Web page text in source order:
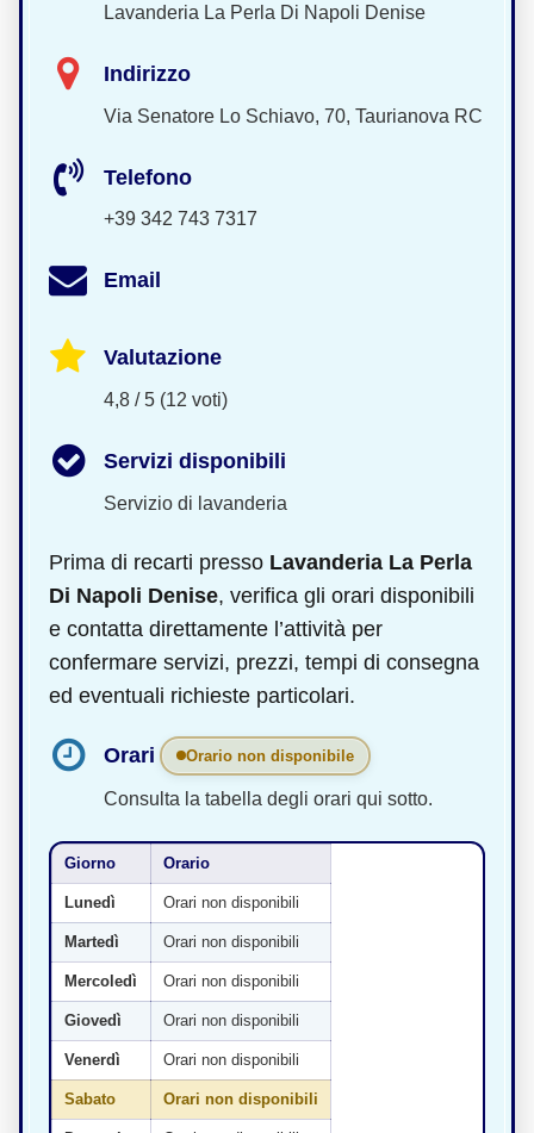
Lavanderia La Perla Di Napoli Denise
Indirizzo
Via Senatore Lo Schiavo, 70, Taurianova RC
Telefono
+39 342 743 7317
Email
Valutazione
4,8 / 5 (12 voti)
Servizi disponibili
Servizio di lavanderia
Prima di recarti presso Lavanderia La Perla
Di Napoli Denise, verifica gli orari disponibili
e contatta direttamente l’attività per
confermare servizi, prezzi, tempi di consegna
ed eventuali richieste particolari.
Orari Orario non disponibile
Consulta la tabella degli orari qui sotto.
Giorno Orario
Lunedì Orari non disponibili
Martedì Orari non disponibili
Mercoledì Orari non disponibili
Giovedì Orari non disponibili
Venerdì Orari non disponibili
Sabato Orari non disponibili